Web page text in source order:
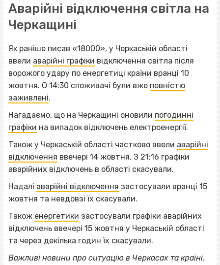
Аварійні відключення світла на
Черкащині
Як раніше писав «18000», у Черкаській області
ввели аварійні графіки відключення світла після
ворожого удару по енергетиці країни вранці 10
жовтня. О 14:30 споживачі були вже повністю
заживлені.
Нагадаємо, що на Черкащині оновили погодинні
графіки на випадок відключень електроенергії.
Також у Черкаській області частково ввели аварійні
відключення ввечері 14 жовтня. З 21:16 графіки
аварійних відключень в області скасували.
Надалі аварійні відключення застосували вранці 15
жовтня та невдовзі їх скасували.
Також енергетики застосували графіки аварійних
відключень ввечері 15 жовтня у Черкаській області
та через декілька годин їх скасували.
Важливі новини про ситуацію в Черкасах та країні.